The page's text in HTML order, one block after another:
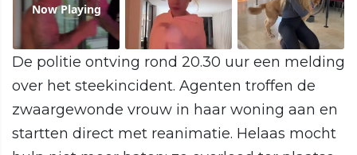
Now Playing
De politie ontving rond 20.30 uur een melding
over het steekincident. Agenten troffen de
zwaargewonde vrouw in haar woning aan en
startten direct met reanimatie. Helaas mocht